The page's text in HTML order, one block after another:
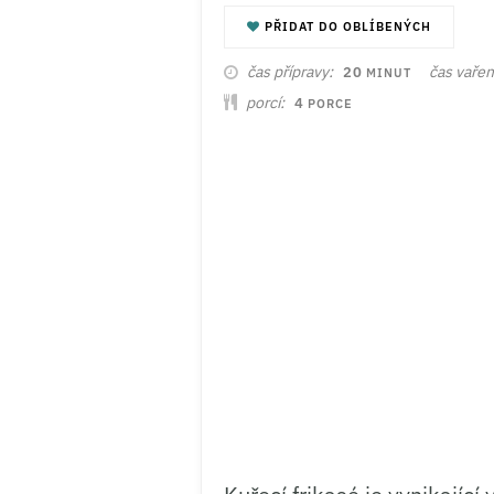
PŘIDAT DO OBLÍBENÝCH
čas přípravy 20 MINUT
MINUT čas
porcí 4 PORCE